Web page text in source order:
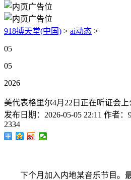
918搏天堂(中国) > ai动态 >
05
05
2026
美代表格里尔4月22日正在听证会上
发布日期： 2026-05-05 22:11 作者：
2334
下个月加入内地某音乐节目。最